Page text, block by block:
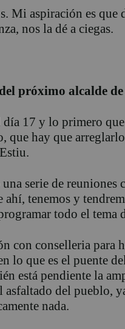
Mi aspiración es que
nos la dé a ciegas.
próximo alcalde
17 y lo primero
que hay que
serie de reuniones
tenemos y
todo el tema
con conselleria para
lo que es el puente
está pendiente la
asfaltado del pueblo,
nada.